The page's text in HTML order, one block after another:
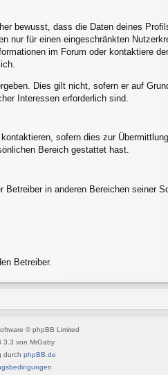
bewusst, dass die Daten deines
für einen eingeschränkten
im Forum oder kontaktiere
Dies gilt nicht, sofern er auf
Interessen erforderlich sind.
sofern dies zur
Bereich gestattet hast.
in anderen Bereichen seiner
Betreiber.
© phpBB Limited
3.3 von MrGaby
durch phpBB.de